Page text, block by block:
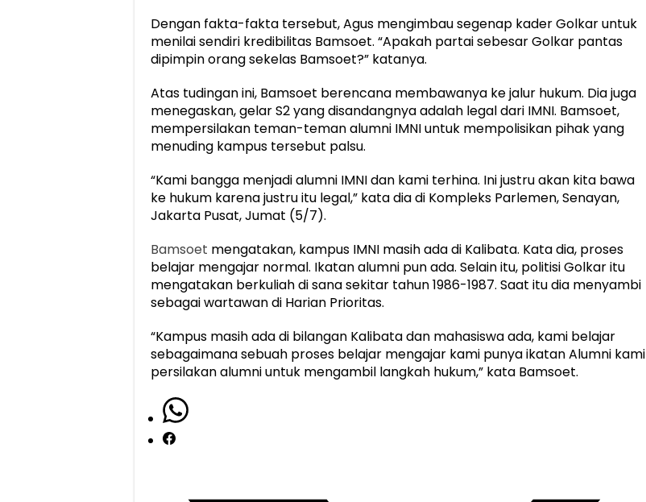
Dengan fakta-fakta tersebut, Agus mengimbau segenap kader Golkar untuk
menilai sendiri kredibilitas Bamsoet. “Apakah partai sebesar Golkar pantas
dipimpin orang sekelas Bamsoet?” katanya.
Atas tudingan ini, Bamsoet berencana membawanya ke jalur hukum. Dia juga
menegaskan, gelar S2 yang disandangnya adalah legal dari IMNI. Bamsoet,
mempersilakan teman-teman alumni IMNI untuk mempolisikan pihak yang
menuding kampus tersebut palsu.
“Kami bangga menjadi alumni IMNI dan kami terhina. Ini justru akan kita bawa
ke hukum karena justru itu legal,” kata dia di Kompleks Parlemen, Senayan,
Jakarta Pusat, Jumat (5/7).
Bamsoet mengatakan, kampus IMNI masih ada di Kalibata. Kata dia, proses
belajar mengajar normal. Ikatan alumni pun ada. Selain itu, politisi Golkar itu
mengatakan berkuliah di sana sekitar tahun 1986-1987. Saat itu dia menyambi
sebagai wartawan di Harian Prioritas.
“Kampus masih ada di bilangan Kalibata dan mahasiswa ada, kami belajar
sebagaimana sebuah proses belajar mengajar kami punya ikatan Alumni kami
persilakan alumni untuk mengambil langkah hukum,” kata Bamsoet.